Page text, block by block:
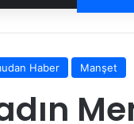
Haber Manşet